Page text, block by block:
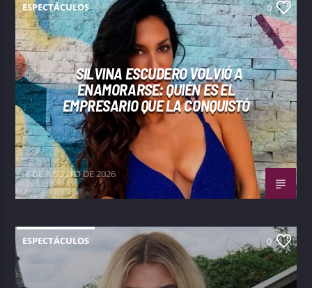
ESPECTÁCULOS 0
SILVINA ESCUDERO VOLVIÓ A
ENAMORARSE: QUIÉN ES EL
EMPRESARIO QUE LA CONQUISTÓ
8 DE AGOSTO DE 2026
ESPECTÁCULOS 0